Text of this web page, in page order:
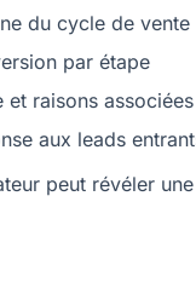
du cycle de vente
par étape
et raisons associées
aux leads
peut révéler